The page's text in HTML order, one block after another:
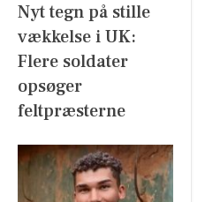
Nyt tegn på stille
vækkelse i UK:
Flere soldater
opsøger
feltpræsterne